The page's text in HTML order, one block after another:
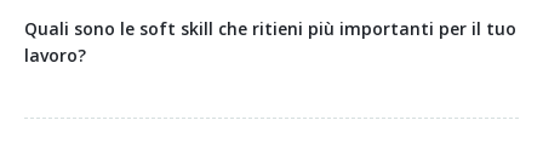
Quali sono le soft skill che ritieni più importanti per il tuo
lavoro?